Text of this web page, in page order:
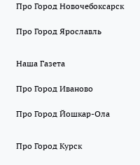
Про Город Новочебоксарск
Про Город Ярославль
Наша Газета
Про Город Иваново
Про Город Йошкар-Ола
Про Город Курск